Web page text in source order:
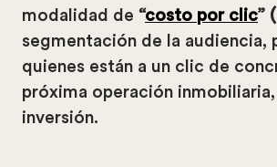
modalidad de “costo por clic”
segmentación de la audiencia,
quienes están a un clic de
próxima operación
inversión.